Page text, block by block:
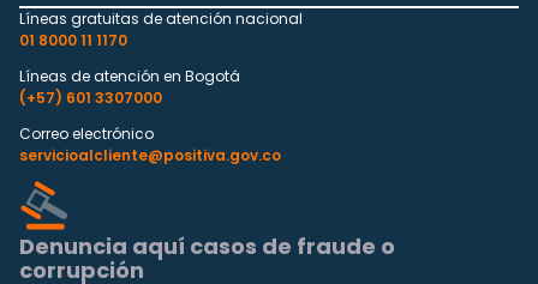
Líneas gratuitas de atención nacional
01 8000 11 1170
Líneas de atención en Bogotá
(+57) 601 3307000
Correo electrónico
servicioalcliente@positiva.gov.co
Denuncia aquí casos de fraude o
corrupción